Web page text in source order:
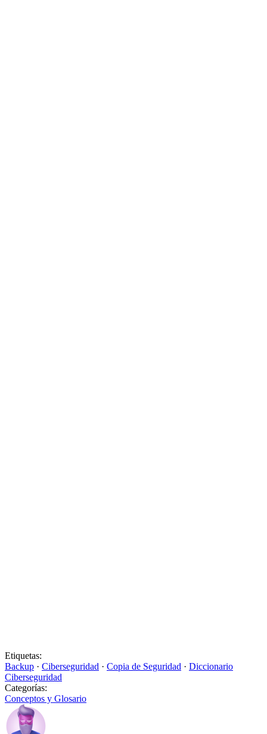
Etiquetas:
Backup · Ciberseguridad · Copia de Seguridad · Diccionario
Ciberseguridad
Categorías:
Conceptos y Glosario